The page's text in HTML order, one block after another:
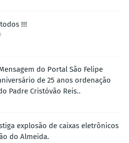
!!!
do Portal São Felipe
de 25 anos ordenação
Padre Cristóvão Reis..
explosão de caixas eletrônicos
do Almeida.